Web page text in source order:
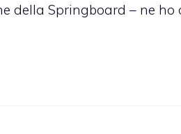
della Springboard – ne ho